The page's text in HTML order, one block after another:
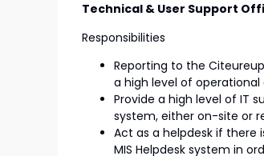
Technical & User Support
Responsibilities
Reporting to the
a high level of
Provide a high level of IT
system, either on-site or
Act as a helpdesk if there
MIS Helpdesk system in